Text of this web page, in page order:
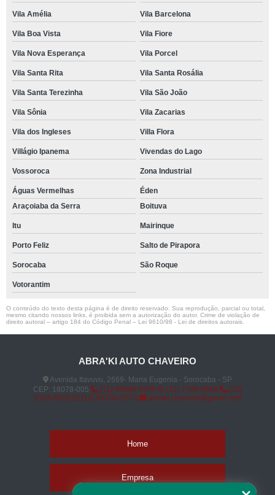
Vila Amélia Vila Barcelona
Vila Boa Vista Vila Fiore
Vila Nova Esperança Vila Porcel
Vila Santa Rita Vila Santa Rosália
Vila Santa Terezinha Vila São João
Vila Sônia Vila Zacarias
Vila dos Ingleses Villa Flora
Villágio Ipanema Vivendas do Lago
Vossoroca Zona Industrial
Águas Vermelhas
Éden
Araçoiaba da Serra
Boituva
Itu Mairinque
Porto Feliz Salto de Pirapora
Sorocaba São Roque
Votorantim
O conteúdo do texto desta página é de direito reservado. Sua reprodução, parcial ou total,
mesmo citando nossos links, é proibida sem a autorização do autor. Crime de violação de
direito autoral – artigo 184 do Código Penal – Lei 9610/98 - Lei de direitos autorais
ABRA'KI AUTO CHAVEIRO
Avenida Itavuvu, 2669- Maria Eugenia - Sorocaba - SP
CEP: 18078-005
(11) 99999-9999 (11) 7788-8888
(15)
2104-8520
(15) 99796-9373 abraki.chaveiro@gmail.com
Home
Empresa